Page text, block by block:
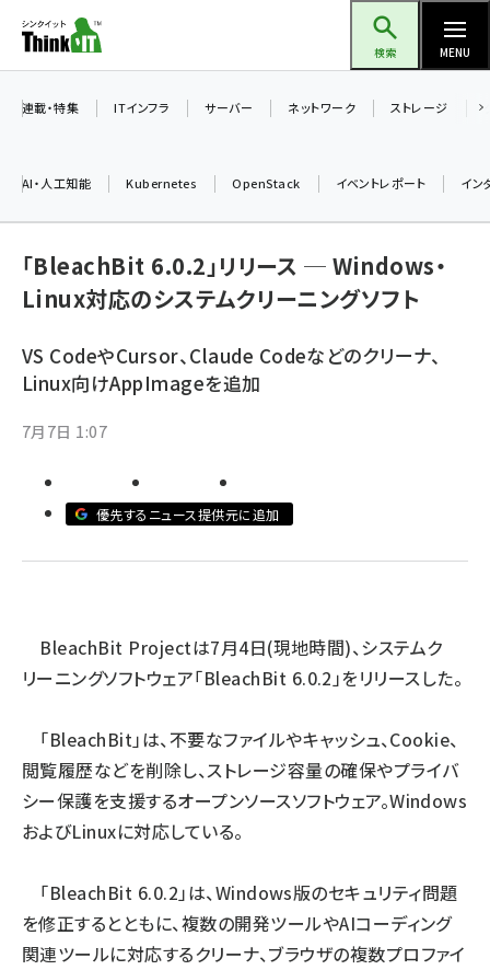
ン
ツ
検索 MENU
加藤銘のチーム貢献～仲間と築いた勝利の絆～ (2329)
北海道をのんびり旅する晴山佳須夫のヒント集！ (2050)
abc123 (1371)
ai crunch (1365)
連載・特集 ITインフラ サーバー ネットワーク ストレージ
AI・人工知能 Kubernetes OpenStack イベントレポート イン
「BleachBit 6.0.2」リリース ─ Windows・
Linux対応のシステムクリーニングソフト
VS CodeやCursor、Claude Codeなどのクリーナ、
Linux向けAppImageを追加
7月7日 1:07
優先するニュース提供元に追加
BleachBit Projectは7月4日(現地時間)、システムク
リーニングソフトウェア「BleachBit 6.0.2」をリリースした。
「BleachBit」は、不要なファイルやキャッシュ、Cookie、
閲覧履歴などを削除し、ストレージ容量の確保やプライバ
シー保護を支援するオープンソースソフトウェア。Windows
およびLinuxに対応している。
「BleachBit 6.0.2」は、Windows版のセキュリティ問題
を修正するとともに、複数の開発ツールやAIコーディング
関連ツールに対応するクリーナ、ブラウザの複数プロファイ